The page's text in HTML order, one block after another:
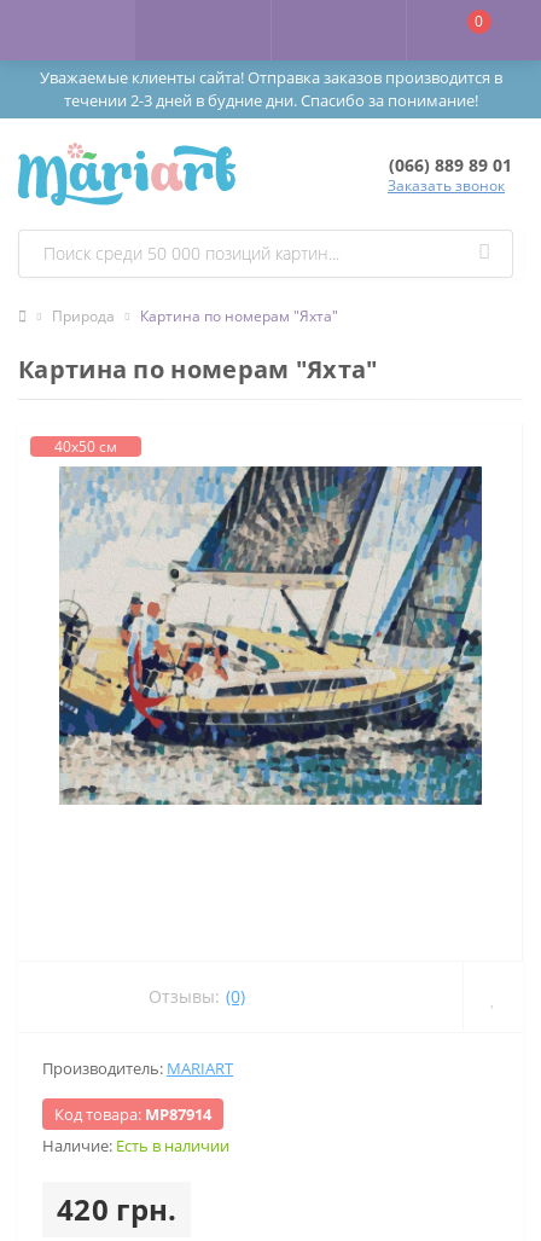
Уважаемые клиенты сайта! Отправка заказов производится в
течении 2-3 дней в будние дни. Спасибо за понимание!
0
(066) 889 89 01
Заказать звонок
Природа Картина по номерам "Яхта"
Картина по номерам "Яхта"
40х50 см
Отзывы: (0)
Производитель: MARIART
Код товара: МР87914
Наличие: Есть в наличии
420 грн.